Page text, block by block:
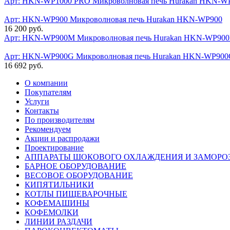
Арт: HKN-WP900 Микроволновая печь Hurakan HKN-WP900
16 200 руб.
Арт: HKN-WP900M Микроволновая печь Hurakan HKN-
Арт: HKN-WP900G Микроволновая печь Hurakan HKN-
16 692 руб.
О компании
Покупателям
Услуги
Контакты
По производителям
Рекомендуем
Акции и распродажи
Проектирование
АППАРАТЫ ШОКОВОГО ОХЛАЖДЕНИЯ И
БАРНОЕ ОБОРУДОВАНИЕ
ВЕСОВОЕ ОБОРУДОВАНИЕ
КИПЯТИЛЬНИКИ
КОТЛЫ ПИЩЕВАРОЧНЫЕ
КОФЕМАШИНЫ
КОФЕМОЛКИ
ЛИНИИ РАЗДАЧИ